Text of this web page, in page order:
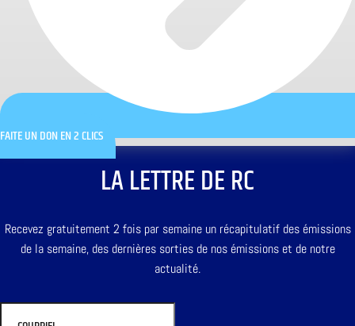
FAITE UN DON EN 2 CLICS
LA LETTRE DE RC
Recevez gratuitement 2 fois par semaine un récapitulatif des émissions
de la semaine, des dernières sorties de nos émissions et de notre
actualité.